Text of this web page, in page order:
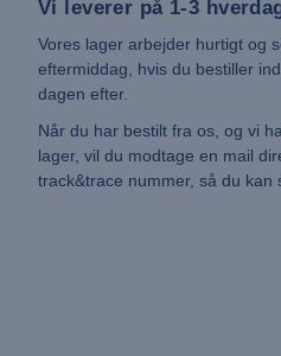
Vi leverer på 1-3
Vores lager arbejder hurtigt og
eftermiddag, hvis du bestiller
dagen efter.
Når du har bestilt fra os, og vi
lager, vil du modtage en mail
track&trace nummer, så du kan